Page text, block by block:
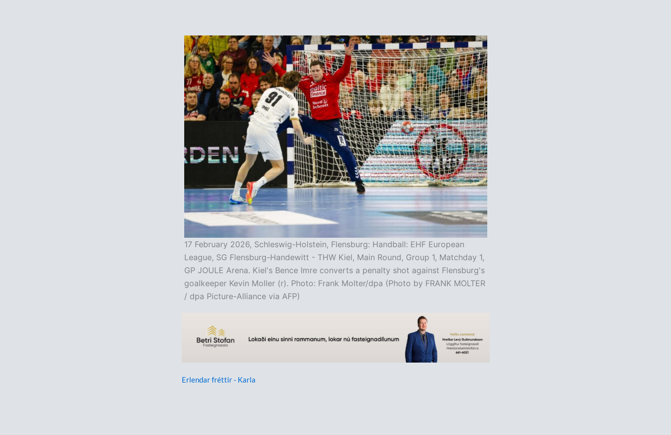
17 February 2026, Schleswig-Holstein, Flensburg: Handball: EHF European
League, SG Flensburg-Handewitt - THW Kiel, Main Round, Group 1, Matchday 1,
GP JOULE Arena. Kiel's Bence Imre converts a penalty shot against Flensburg's
goalkeeper Kevin Moller (r). Photo: Frank Molter/dpa (Photo by FRANK MOLTER
/ dpa Picture-Alliance via AFP)
Erlendar fréttir - Karla